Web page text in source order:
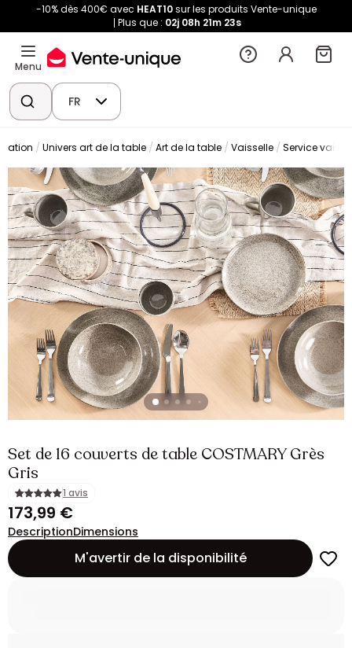
-10% dès 400€ avec HEAT10sur les produits Vente-unique
Plus que : 02j 08h 21m 22s
Menu
FR
Univers art de la table Art de la table Vaisselle Service
Set de 16 couverts de table COSTMARY Grès
Gris
1 avis
173,99 €
DescriptionDimensions
M'avertir de la disponibilité